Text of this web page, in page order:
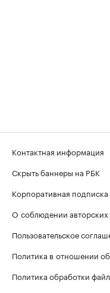
Контактная информация
Скрыть баннеры на РБК
Корпоративная подписка
О соблюдении авторских
Пользовательское
Политика в отношении
Политика обработки